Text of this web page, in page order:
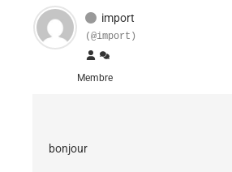
import
(@import)
Membre
bonjour